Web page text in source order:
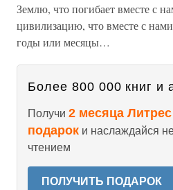
Землю, что погибает вместе с
цивилизацию, что вместе с
годы или месяцы…
Более 800 000 книг и
Получи 2 месяца
подарок и наслаждайся
чтением
ПОЛУЧИТЬ ПОДАРОК